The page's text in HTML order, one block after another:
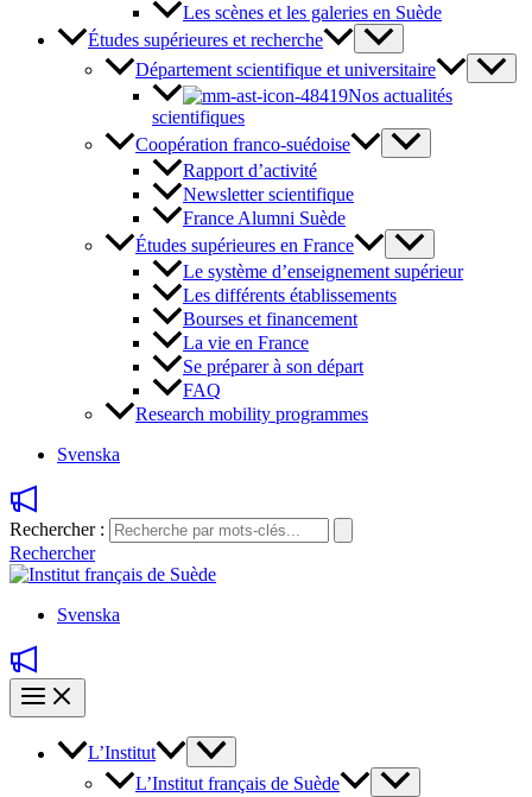
Les scènes et les galeries en Suède
Études supérieures et recherche
Département scientifique et universitaire
Nos actualités
scientifiques
Coopération franco-suédoise
Rapport d’activité
Newsletter scientifique
France Alumni Suède
Études supérieures en France
Le système d’enseignement supérieur
Les différents établissements
Bourses et financement
La vie en France
Se préparer à son départ
FAQ
Research mobility programmes
Svenska
Rechercher :
Rechercher
Svenska
L’Institut
L’Institut français de Suède